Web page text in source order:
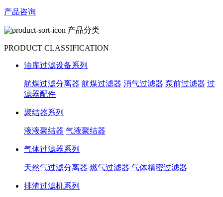
产品咨询
产品分类
PRODUCT CLASSIFICATION
油库过滤设备系列
航煤过滤分离器 航煤过滤器 消气过滤器 泵前过滤器 过
滤器配件
聚结器系列
液液聚结器 气液聚结器
气体过滤器系列
天然气过滤分离器 燃气过滤器 气体精密过滤器
排渣过滤机系列